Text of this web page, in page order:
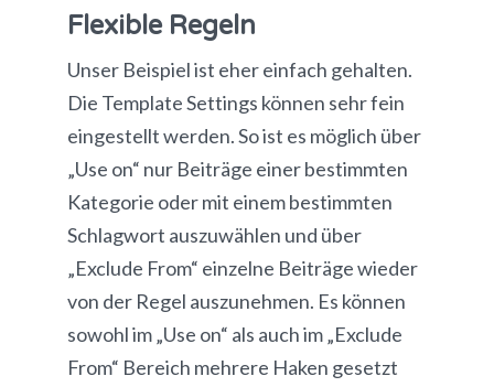
Flexible Regeln
Unser Beispiel ist eher einfach gehalten.
Die Template Settings können sehr fein
eingestellt werden. So ist es möglich über
„Use on“ nur Beiträge einer bestimmten
Kategorie oder mit einem bestimmten
Schlagwort auszuwählen und über
„Exclude From“ einzelne Beiträge wieder
von der Regel auszunehmen. Es können
sowohl im „Use on“ als auch im „Exclude
From“ Bereich mehrere Haken gesetzt